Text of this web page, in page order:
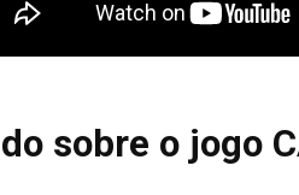
sobre o jogo